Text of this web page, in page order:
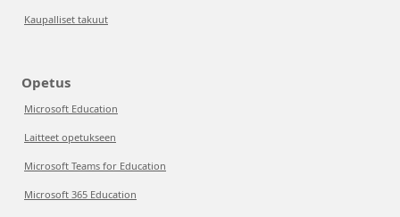
Kaupalliset takuut
Opetus
Microsoft Education
Laitteet opetukseen
Microsoft Teams for Education
Microsoft 365 Education